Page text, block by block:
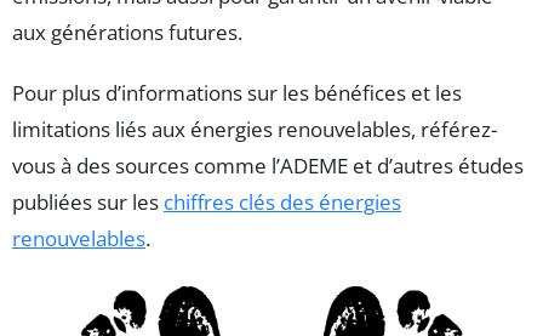
aux générations futures.
Pour plus d’informations sur les bénéfices et les
limitations liés aux énergies renouvelables, référez-
vous à des sources comme l’ADEME et d’autres études
publiées sur les chiffres clés des énergies
renouvelables.